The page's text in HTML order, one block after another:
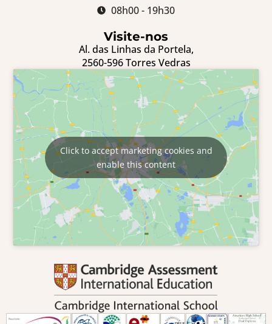
08h00 - 19h30
Visite-nos
Al. das Linhas da Portela,
2560-596 Torres Vedras
Click to accept marketing cookies and
enable this content